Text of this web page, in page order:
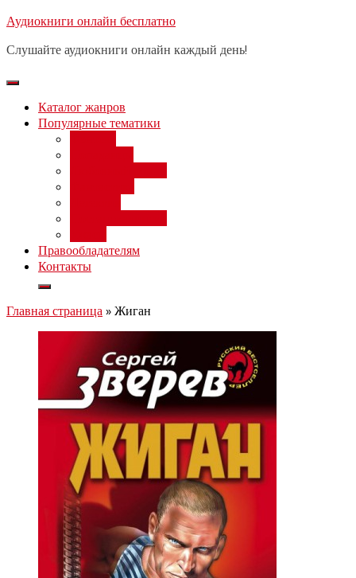
Перейти
содержимому
Аудиокниги онлайн бесплатно
Слушайте аудиокниги онлайн каждый день!
Каталог жанров
Популярные тематики
Правообладателям
Контакты
Главная страница » Жиган
Бесплатный вебинар: заработок
день